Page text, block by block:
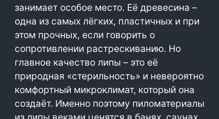
занимает особое место. Её древесина –
одна из самых лёгких, пластичных и при
этом прочных, если говорить о
сопротивлении растрескиванию. Но
главное качество липы – это её
природная «стерильность» и невероятно
комфортный микроклимат, который она
создаёт. Именно поэтому пиломатериалы